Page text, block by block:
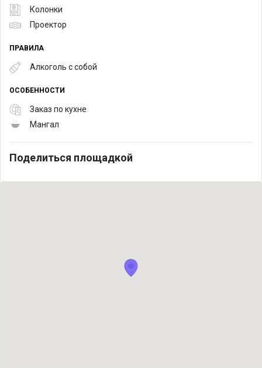
Колонки
Проектор
ПРАВИЛА
Алкоголь с собой
ОСОБЕННОСТИ
Заказ по кухне
Мангал
Поделиться площадкой